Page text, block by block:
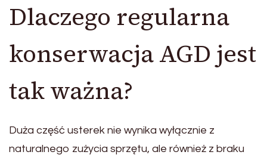
Dlaczego regularna
konserwacja AGD jest
tak ważna?
Duża część usterek nie wynika wyłącznie z
naturalnego zużycia sprzętu, ale również z braku